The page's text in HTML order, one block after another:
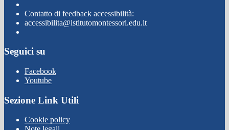
Contatto di feedback accessibilità:
accessibilita@istitutomontessori.edu.it
Seguici su
Facebook
Youtube
Sezione Link Utili
Cookie policy